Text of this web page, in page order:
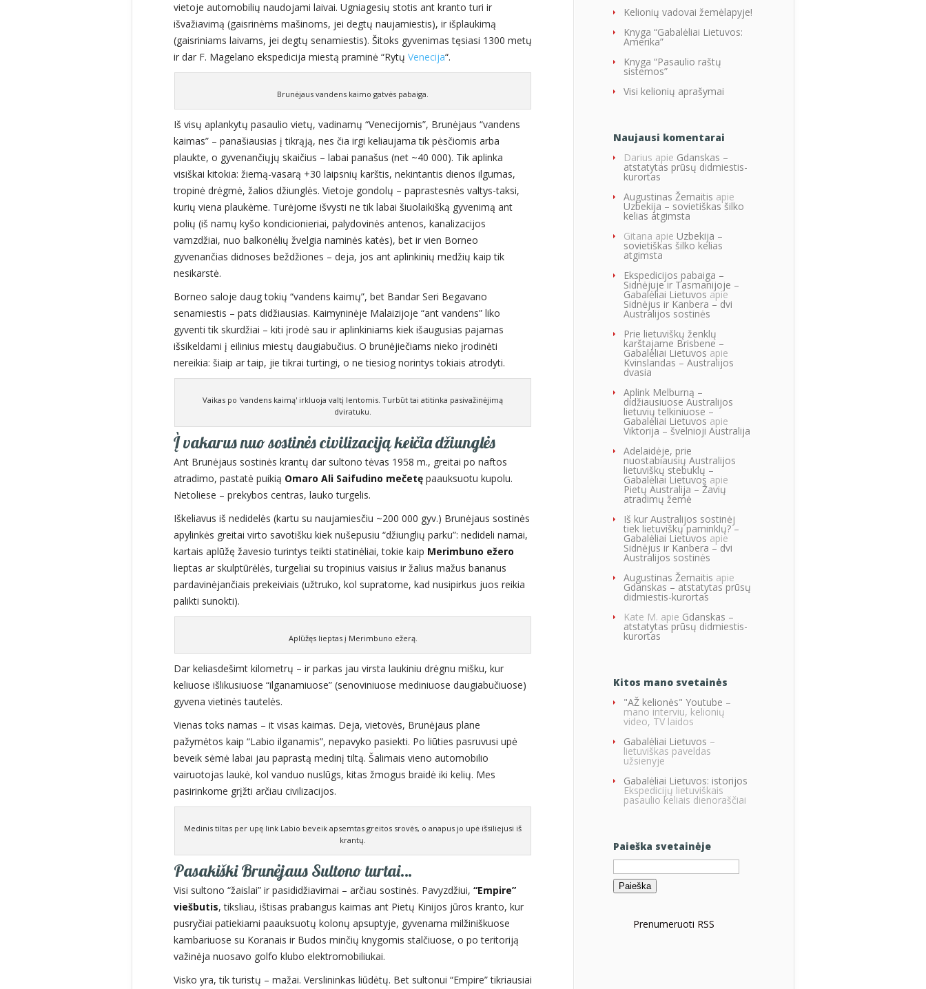
vietoje automobilių naudojami laivai. Ugniagesių stotis ant kranto turi ir
išvažiavimą (gaisrinėms mašinoms, jei degtų naujamiestis), ir išplaukimą
(gaisriniams laivams, jei degtų senamiestis). Šitoks gyvenimas tęsiasi 1300 metų
ir dar F. Magelano ekspedicija miestą praminė “Rytų Venecija“.
Brunėjaus vandens kaimo gatvės pabaiga.
Iš visų aplankytų pasaulio vietų, vadinamų “Venecijomis”, Brunėjaus “vandens
kaimas” – panašiausias į tikrąją, nes čia irgi keliaujama tik pėsčiomis arba
plaukte, o gyvenančiųjų skaičius – labai panašus (net ~40 000). Tik aplinka
visiškai kitokia: žiemą-vasarą +30 laipsnių karštis, nekintantis dienos ilgumas,
tropinė drėgmė, žalios džiunglės. Vietoje gondolų – paprastesnės valtys-taksi,
kurių viena plaukėme. Turėjome išvysti ne tik labai šiuolaikišką gyvenimą ant
polių (iš namų kyšo kondicionieriai, palydovinės antenos, kanalizacijos
vamzdžiai, nuo balkonėlių žvelgia naminės katės), bet ir vien Borneo
gyvenančias didnoses beždžiones – deja, jos ant aplinkinių medžių kaip tik
nesikarstė.
Borneo saloje daug tokių “vandens kaimų”, bet Bandar Seri Begavano
senamiestis – pats didžiausias. Kaimyninėje Malaizijoje “ant vandens” liko
gyventi tik skurdžiai – kiti įrodė sau ir aplinkiniams kiek išaugusias pajamas
išsikeldami į eilinius miestų daugiabučius. O brunėjiečiams nieko įrodinėti
nereikia: šiaip ar taip, jie tikrai turtingi, o ne tiesiog norintys tokiais atrodyti.
Vaikas po 'vandens kaimą' irkluoja valtį lentomis. Turbūt tai atitinka pasivažinėjimą
dviratuku.
Į vakarus nuo sostinės civilizaciją keičia džiunglės
Ant Brunėjaus sostinės krantų dar sultono tėvas 1958 m., greitai po naftos
atradimo, pastatė puikią Omaro Ali Saifudino mečetę paauksuotu kupolu.
Netoliese – prekybos centras, lauko turgelis.
Iškeliavus iš nedidelės (kartu su naujamiesčiu ~200 000 gyv.) Brunėjaus sostinės
apylinkės greitai virto savotišku kiek nušepusiu “džiunglių parku”: nedideli namai,
kartais aplūžę žavesio turintys teikti statinėliai, tokie kaip Merimbuno ežero
lieptas ar skulptūrėlės, turgeliai su tropinius vaisius ir žalius mažus bananus
pardavinėjančiais prekeiviais (užtruko, kol supratome, kad nusipirkus juos reikia
palikti sunokti).
Aplūžęs lieptas į Merimbuno ežerą.
Dar keliasdešimt kilometrų – ir parkas jau virsta laukiniu drėgnu mišku, kur
keliuose išlikusiuose “ilganamiuose” (senoviniuose mediniuose daugiabučiuose)
gyvena vietinės tautelės.
Vienas toks namas – it visas kaimas. Deja, vietovės, Brunėjaus plane
pažymėtos kaip “Labio ilganamis”, nepavyko pasiekti. Po liūties pasruvusi upė
beveik sėmė labai jau paprastą medinį tiltą. Šalimais vieno automobilio
vairuotojas laukė, kol vanduo nuslūgs, kitas žmogus braidė iki kelių. Mes
pasirinkome grįžti arčiau civilizacijos.
Medinis tiltas per upę link Labio beveik apsemtas greitos srovės, o anapus jo upė išsiliejusi iš
krantų.
Pasakiški Brunėjaus Sultono turtai…
Visi sultono “žaislai” ir pasididžiavimai – arčiau sostinės. Pavyzdžiui, “Empire”
viešbutis, tiksliau, ištisas prabangus kaimas ant Pietų Kinijos jūros kranto, kur
pusryčiai patiekiami paauksuotų kolonų apsuptyje, gyvenama milžiniškuose
kambariuose su Koranais ir Budos minčių knygomis stalčiuose, o po teritoriją
važinėja nuosavo golfo klubo elektromobiliukai.
Visko yra, tik turistų – mažai. Verslininkas liūdėtų. Bet sultonui “Empire” tikriausiai
Kelionių vadovai žemėlapyje!
Knyga “Gabalėliai Lietuvos:
Amerika”
Knyga “Pasaulio raštų
sistemos”
Visi kelionių aprašymai
Naujausi komentarai
Darius apie Gdanskas –
atstatytas prūsų didmiestis-
kurortas
Augustinas Žemaitis apie
Uzbekija – sovietiškas šilko
kelias atgimsta
Gitana apie Uzbekija –
sovietiškas šilko kelias
atgimsta
Ekspedicijos pabaiga –
Sidnėjuje ir Tasmanijoje –
Gabalėliai Lietuvos apie
Sidnėjus ir Kanbera – dvi
Australijos sostinės
Prie lietuviškų ženklų
karštajame Brisbene –
Gabalėliai Lietuvos apie
Kvinslandas – Australijos
dvasia
Aplink Melburną –
didžiausiuose Australijos
lietuvių telkiniuose –
Gabalėliai Lietuvos apie
Viktorija – švelnioji Australija
Adelaidėje, prie
nuostabiausių Australijos
lietuviškų stebuklų –
Gabalėliai Lietuvos apie
Pietų Australija – Žavių
atradimų žemė
Iš kur Australijos sostinėj
tiek lietuviškų paminklų? –
Gabalėliai Lietuvos apie
Sidnėjus ir Kanbera – dvi
Australijos sostinės
Augustinas Žemaitis apie
Gdanskas – atstatytas prūsų
didmiestis-kurortas
Kate M. apie Gdanskas –
atstatytas prūsų didmiestis-
kurortas
Kitos mano svetainės
"AŽ kelionės" Youtube –
mano interviu, kelionių
video, TV laidos
Gabalėliai Lietuvos –
lietuviškas paveldas
užsienyje
Gabalėliai Lietuvos: istorijos
Ekspedicijų lietuviškais
pasaulio keliais dienoraščiai
Paieška svetainėje
Ieškoti:
Prenumeruoti RSS